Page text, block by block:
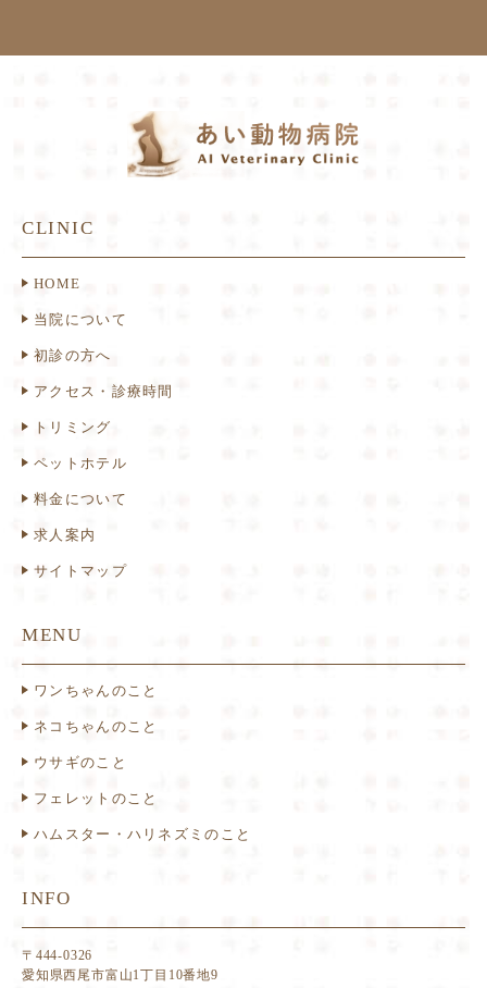
CLINIC
HOME
当院について
初診の方へ
アクセス・診療時間
トリミング
ペットホテル
料金について
求人案内
サイトマップ
MENU
ワンちゃんのこと
ネコちゃんのこと
ウサギのこと
フェレットのこと
ハムスター・ハリネズミのこと
INFO
〒444-0326
愛知県西尾市富山1丁目10番地9